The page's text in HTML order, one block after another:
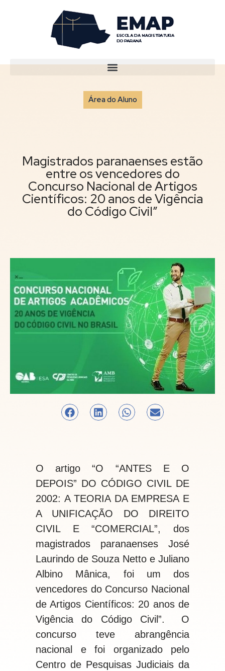
Área do Aluno
Magistrados paranaenses estão
entre os vencedores do
Concurso Nacional de Artigos
Científicos: 20 anos de Vigência
do Código Civil”
O artigo“O “ANTES E O
DEPOIS” DO CÓDIGO CIVIL DE
2002: A TEORIA DA EMPRESA E
A UNIFICAÇÃO DO DIREITO
CIVIL E “COMERCIAL”,
dos
magistrados paranaenses José
Laurindo de Souza Netto e Juliano
Albino Mânica,
foi um dos
vencedores do Concurso Nacional
de Artigos Científicos: 20 anos de
Vigência do Código Civil”. O
concurso teve abrangência
nacional e foi organizado pelo
Centro de Pesquisas Judiciais da